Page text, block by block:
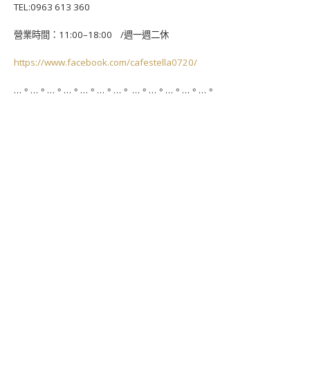
TEL:0963 613 360
營業時間：11:00–18:00 /週一週二休
https://www.facebook.com/cafestella0720/
…。…。…。…。…。…。…。 …。…。…。…。…。